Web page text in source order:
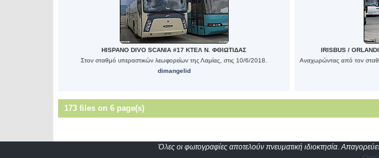
HISPANO DIVO SCANIA #17 ΚΤΕΛ Ν. ΦΘΙΩΤΙΔΑΣ
Στον σταθμό υπεραστικών λεωφορείων της Λαμίας, στις 10/6/2018.
dimangelid
IRISBUS /
Αναχωρώντας από τον
173 files on 6 page(s)
Όλες οι φωτογραφίες αποτελούν πνευματική ιδιοκτησία.